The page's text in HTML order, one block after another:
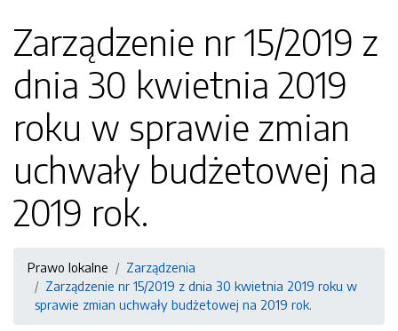
Zarządzenie nr 15/2019 z
dnia 30 kwietnia 2019
roku w sprawie zmian
uchwały budżetowej na
2019 rok.
Prawo lokalne
Zarządzenia
Zarządzenie nr 15/2019 z dnia 30 kwietnia 2019 roku w
sprawie zmian uchwały budżetowej na 2019 rok.